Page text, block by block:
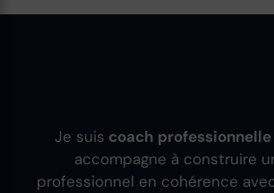
Je suis coach professionnelle
accompagne à construire
professionnel en cohérence